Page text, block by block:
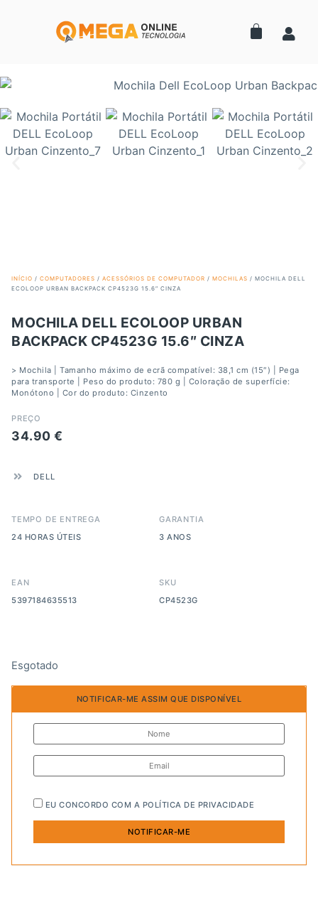
INÍCIO / COMPUTADORES / ACESSÓRIOS DE COMPUTADOR / MOCHILAS / MOCHILA DELL
ECOLOOP URBAN BACKPACK CP4523G 15.6″ CINZA
MOCHILA DELL ECOLOOP URBAN
BACKPACK CP4523G 15.6″ CINZA
> Mochila | Tamanho máximo de ecrã compatível: 38,1 cm (15″) | Pega
para transporte | Peso do produto: 780 g | Coloração de superfície:
Monótono | Cor do produto: Cinzento
PREÇO
34.90 €
DELL
TEMPO DE ENTREGA
24 HORAS ÚTEIS
GARANTIA
3 ANOS
EAN
5397184635513
SKU
CP4523G
Esgotado
NOTIFICAR-ME ASSIM QUE DISPONÍVEL
EU CONCORDO COM A POLÍTICA DE PRIVACIDADE